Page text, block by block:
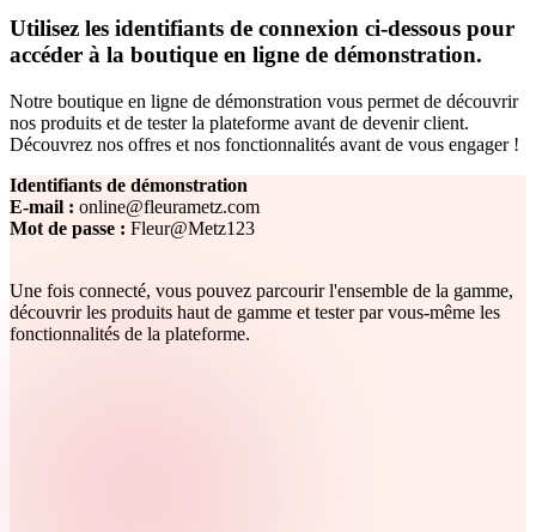
Utilisez les identifiants de connexion ci-dessous pour
accéder à la boutique en ligne de démonstration.
Notre boutique en ligne de démonstration vous permet de découvrir
nos produits et de tester la plateforme avant de devenir client.
Découvrez nos offres et nos fonctionnalités avant de vous engager !
Identifiants de démonstration
E-mail : online@fleurametz.com
Mot de passe : Fleur@Metz123
Une fois connecté, vous pouvez parcourir l'ensemble de la gamme,
découvrir les produits haut de gamme et tester par vous-même les
fonctionnalités de la plateforme.